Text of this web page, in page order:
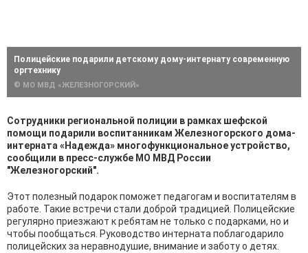
Полицейские подарили детскому дому-интернату современную
оргтехнику
© МО МВД «ЖЕЛЕЗНОГОРСКИЙ»
Сотрудники региональной полиции в рамках шефской
помощи подарили воспитанникам Железногорского дома-
интерната «Надежда» многофункциональное устройство,
сообщили в пресс-службе МО МВД России
"Железногорский".
Этот полезный подарок поможет педагогам и воспитателям в
работе. Такие встречи стали доброй традицией. Полицейские
регулярно приезжают к ребятам не только с подарками, но и
чтобы пообщаться. Руководство интерната поблагодарило
полицейских за неравнодушие, внимание и заботу о детях.